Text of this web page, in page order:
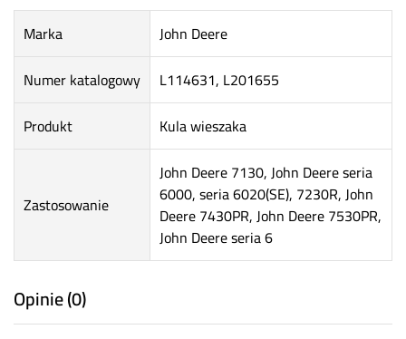
Marka
John Deere
Numer katalogowy
L114631, L201655
Produkt
Kula wieszaka
Zastosowanie
John Deere 7130, John Deere seria
6000, seria 6020(SE), 7230R, John
Deere 7430PR, John Deere 7530PR,
John Deere seria 6
Opinie (0)